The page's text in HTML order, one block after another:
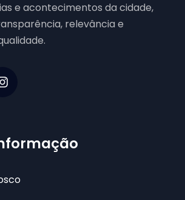
e acontecimentos da cidade,
relevância e